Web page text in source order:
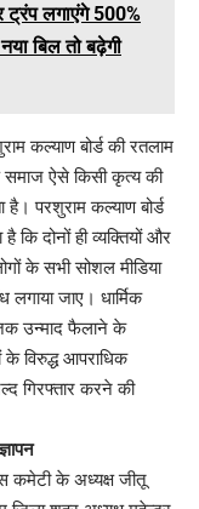
ट्रंप लगाएंगे 500%
बिल तो बढ़ेगी
कल्याण बोर्ड की रतलाम
समाज ऐसे किसी कृत्य की
है। परशुराम कल्याण बोर्ड
कि दोनों ही व्यक्तियों और
के सभी सोशल मीडिया
जाए। धार्मिक
उन्माद फैलाने के
के विरुद्ध आपराधिक
गिरफ्तार करने की
कमेटी के अध्यक्ष जीतू